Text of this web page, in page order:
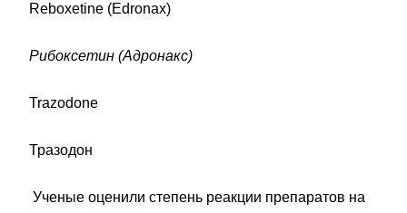
Reboxetine (Edronax)
Рибоксетин (Адронакс)
Trazodone
Тразодон
Ученые оценили степень реакции препаратов на